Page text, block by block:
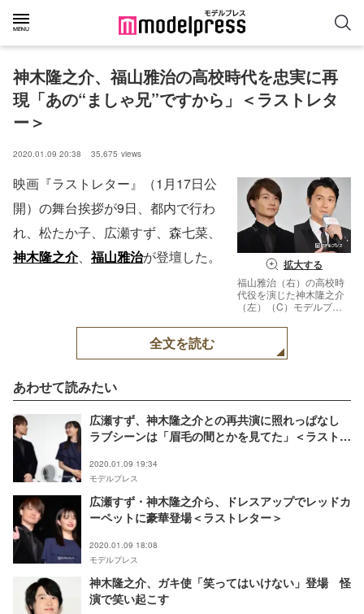
神木隆之介、福山雅治の高校時代を忠実に再
現「あの“ましゃ兄”ですから」＜ラストレタ
ー＞
2020.01.09 20:38 35,675 views
拡大する
福山雅治（右）の高校時
代役を演じた神木隆之介
（左）（C）モデルプレ
映画『ラストレター』（1月17日公
開）の舞台挨拶が9日、都内で行わ
れ、松たか子、広瀬すず、森七菜、
神木隆之介、福山雅治が登壇した。
全文を読む
あわせて読みたい
広瀬すず、神木隆之介との再共演に照れっぱなし
ラブシーンは「眉毛の間とかを見てた」＜ラストレ
2020.01.09 19:34
モデルプレス
広瀬すず・神木隆之介ら、ドレスアップでレッドカ
ーペットに豪華登場＜ラストレター＞
2020.01.09 18:08
モデルプレス
神木隆之介、ガキ使「笑ってはいけない」登場 怪
演で笑い起こす